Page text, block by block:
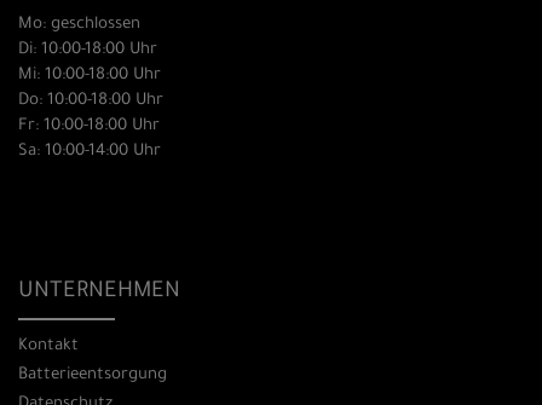
Mo: geschlossen
Di: 10:00-18:00 Uhr
Mi: 10:00-18:00 Uhr
Do: 10:00-18:00 Uhr
Fr: 10:00-18:00 Uhr
Sa: 10:00-14:00 Uhr
UNTERNEHMEN
Kontakt
Batterieentsorgung